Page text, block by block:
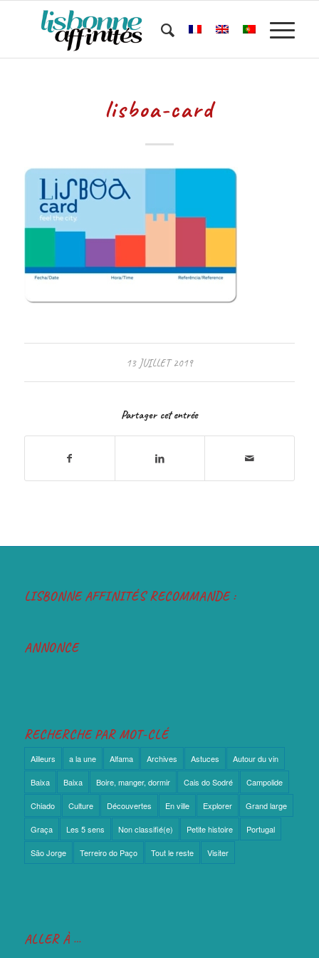
lisboa-card
13 JUILLET 2019
Partager cet entrée
LISBONNE AFFINITÉS RECOMMANDE :
ANNONCE
RECHERCHE PAR MOT-CLÉ
Ailleurs a la une Alfama Archives Astuces Autour du vin
Baixa Baixa Boire, manger, dormir Cais do Sodré Campolide
Chiado Culture Découvertes En ville Explorer Grand large
Graça Les 5 sens Non classifié(e) Petite histoire Portugal
São Jorge Terreiro do Paço Tout le reste Visiter
ALLER À …